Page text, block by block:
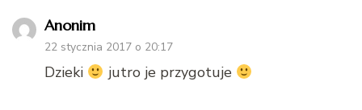
Anonim
22 stycznia 2017 o 20:17
Dzieki jutro je przygotuje